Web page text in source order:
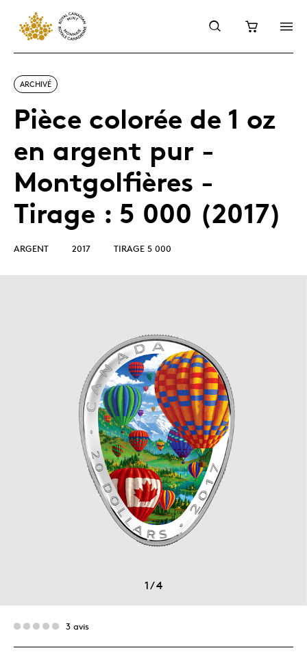
ARCHIVÉ
Pièce colorée de 1 oz
en argent pur -
Montgolfières -
Tirage : 5 000 (2017)
ARGENT 2017 TIRAGE 5 000
1/4
3 avis